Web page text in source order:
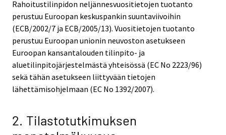
Rahoitustilinpidon neljännesvuositietojen tuotanto
perustuu Euroopan keskuspankin suuntaviivoihin
(ECB/2002/7 ja ECB/2005/13). Vuositietojen tuotanto
perustuu Euroopan unionin neuvoston asetukseen
Euroopan kansantalouden tilinpito- ja
aluetilinpitojärjestelmästä yhteisössä (EC No 2223/96)
sekä tähän asetukseen liittyvään tietojen
lähettämisohjelmaan (EC No 1392/2007).
2. Tilastotutkimuksen